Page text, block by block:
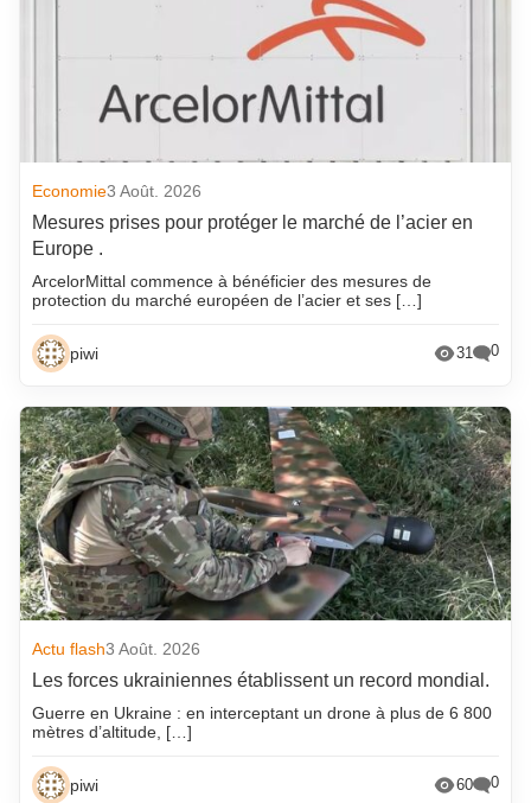
Economie3 Août. 2026
Mesures prises pour protéger le marché de l’acier en
Europe .
ArcelorMittal commence à bénéficier des mesures de
protection du marché européen de l’acier et ses […]
piwi 31 0
Actu flash3 Août. 2026
Les forces ukrainiennes établissent un record mondial.
Guerre en Ukraine : en interceptant un drone à plus de 6 800
mètres d’altitude, […]
piwi 60 0